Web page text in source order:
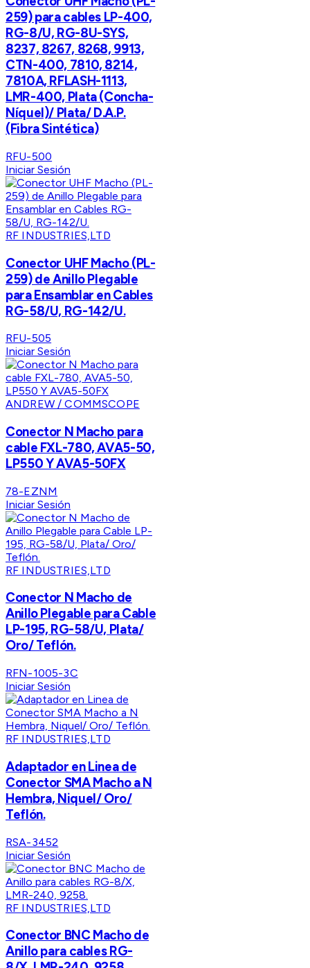
259) para cables LP-400,
RG-8/U, RG-8U-SYS,
8237, 8267, 8268, 9913,
CTN-400, 7810, 8214,
7810A, RFLASH-1113,
LMR-400, Plata (Concha-
Níquel)/ Plata/ D.A.P.
(Fibra Sintética)
RFU-500
Iniciar Sesión
RF INDUSTRIES,LTD
Conector UHF Macho (PL-
259) de Anillo Plegable
para Ensamblar en Cables
RG-58/U, RG-142/U.
RFU-505
Iniciar Sesión
ANDREW / COMMSCOPE
Conector N Macho para
cable FXL-780, AVA5-50,
LP550 Y AVA5-50FX
78-EZNM
Iniciar Sesión
RF INDUSTRIES,LTD
Conector N Macho de
Anillo Plegable para Cable
LP-195, RG-58/U, Plata/
Oro/ Teflón.
RFN-1005-3C
Iniciar Sesión
RF INDUSTRIES,LTD
Adaptador en Linea de
Conector SMA Macho a N
Hembra, Niquel/ Oro/
Teflón.
RSA-3452
Iniciar Sesión
RF INDUSTRIES,LTD
Conector BNC Macho de
Anillo para cables RG-